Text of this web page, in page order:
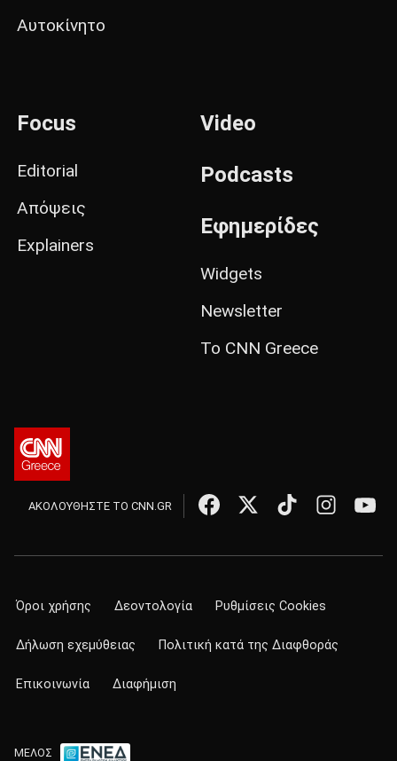
Αυτοκίνητο
Focus
Editorial
Απόψεις
Explainers
Video
Podcasts
Εφημερίδες
Widgets
Newsletter
Το CNN Greece
ΑΚΟΛΟΥΘΗΣΤΕ ΤΟ CNN.GR
Όροι χρήσης Δεοντολογία Ρυθμίσεις Cookies
Δήλωση εχεμύθειας Πολιτική κατά της Διαφθοράς
Επικοινωνία Διαφήμιση
ΜΕΛΟΣ